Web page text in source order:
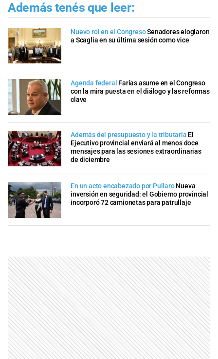
Además tenés que leer:
Nuevo rol en el CongresoSenadores elogiaron
a Scaglia en su última sesión como vice
Agenda federal Farías asume en el Congreso
con la mira puesta en el diálogo y las reformas
clave
Además del presupuesto y la tributaria El
Ejecutivo provincial enviará al menos doce
mensajes para las sesiones extraordinarias
de diciembre
En un acto encabezado por Pullaro Nueva
inversión en seguridad: el Gobierno provincial
incorporó 72 camionetas para patrullaje